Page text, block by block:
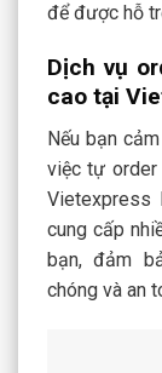
để được hỗ
Dịch vụ
cao tại
Nếu bạn
việc tự order
Vietexpress
cung cấp
bạn, đảm
chóng và an